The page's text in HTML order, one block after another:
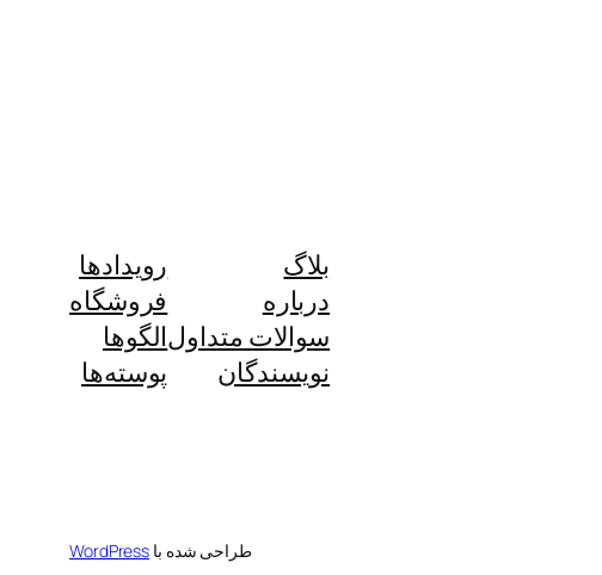
بلاگ
درباره
سوالات متداول
نویسندگان
رویدادها
فروشگاه
الگوها
پوسته‌ها
طراحی شده با WordPress